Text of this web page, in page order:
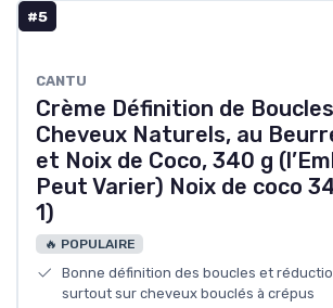
#5
CANTU
Crème Définition de
Cheveux Naturels, au
et Noix de Coco, 340 g
Peut Varier) Noix de coco
1)
🔥 POPULAIRE
Bonne définition des boucles et
surtout sur cheveux bouclés à crépus